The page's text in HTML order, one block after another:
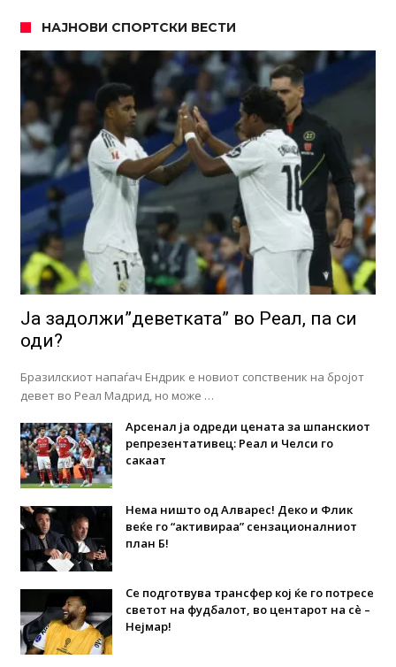
НАЈНОВИ СПОРТСКИ ВЕСТИ
Ја задолжи”деветката” во Реал, па си
оди?
Бразилскиот напаѓач Ендрик е новиот сопственик на бројот
девет во Реал Мадрид, но може …
Арсенал ја одреди цената за шпанскиот
репрезентативец: Реал и Челси го
сакаат
Нема ништо од Алварес! Деко и Флик
веќе го “активираа” сензационалниот
план Б!
Се подготвува трансфер кој ќе го потресе
светот на фудбалот, во центарот на сè –
Нејмар!